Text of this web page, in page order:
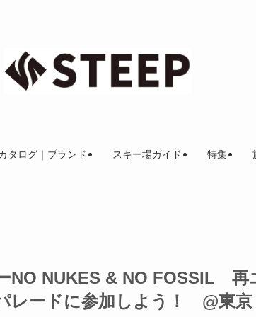
タログ｜ブランド スキー場ガイド 特集
NO NUKES & NO FOSSIL 再
レードに参加しよう！ @東京